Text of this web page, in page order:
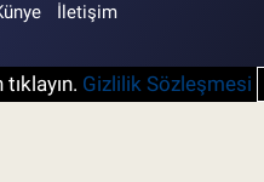
İletişim
Gizlilik Sözleşmesi